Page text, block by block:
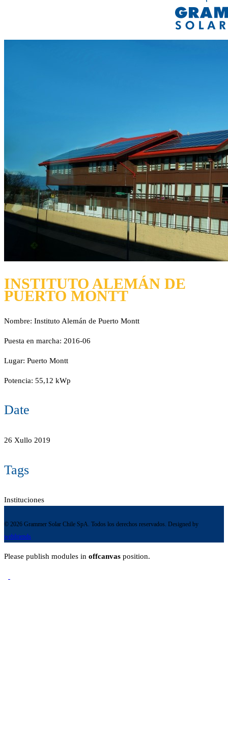
INSTITUTO ALEMÁN DE
PUERTO MONTT
Nombre: Instituto Alemán de Puerto Montt
Puesta en marcha: 2016-06
Lugar: Puerto Montt
Potencia: 55,12 kWp
Date
26 Xullo 2019
Tags
Instituciones
© 2026 Grammer Solar Chile SpA. Todos los derechos reservados. Designed by
webfriends
Please publish modules in offcanvas position.